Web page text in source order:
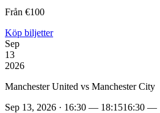
Från €100
Köp biljetter
Sep
13
2026
Manchester United vs Manchester City
Sep 13, 2026 · 16:30 — 18:1516:30 —